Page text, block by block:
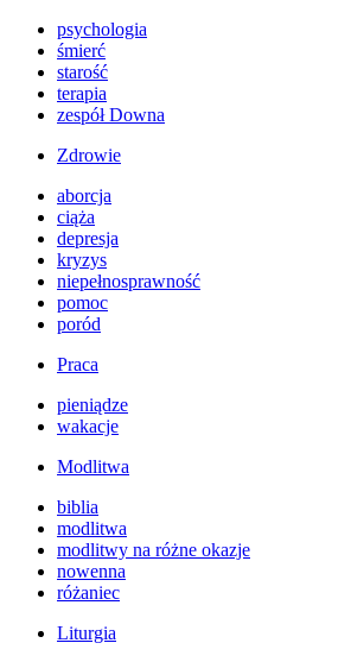
psychologia
śmierć
starość
terapia
zespół Downa
Zdrowie
aborcja
ciąża
depresja
kryzys
niepełnosprawność
pomoc
poród
Praca
pieniądze
wakacje
Modlitwa
biblia
modlitwa
modlitwy na różne okazje
nowenna
różaniec
Liturgia